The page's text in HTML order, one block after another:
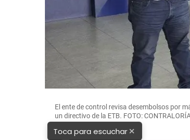
El ente de control revisa desembolsos por
un directivo de la ETB. FOTO:
Toca para escuchar×